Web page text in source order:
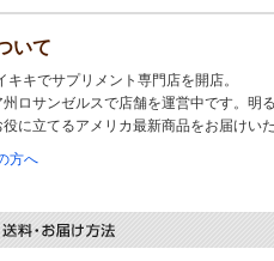
いて
キでサプリメント専門店を開店。
ロサンゼルスで店舗を運営中です。明
に立てるアメリカ最新商品をお届けい
方へ